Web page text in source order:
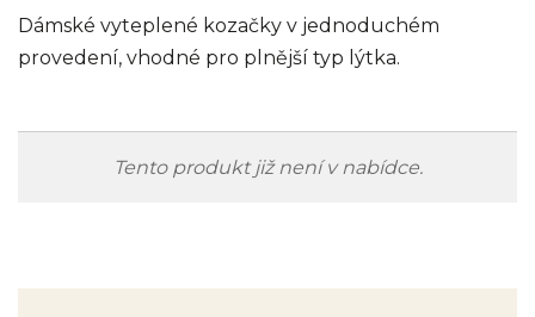
Dámské vyteplené kozačky v jednoduchém
provedení, vhodné pro plnější typ lýtka.
Tento produkt již není v nabídce.